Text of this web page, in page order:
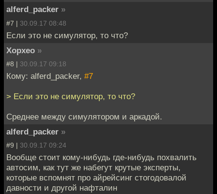
alferd_packer »
#7 | 30.09.17 08:48
Если это не симулятор, то что?
Хорхео »
#8 | 30.09.17 09:18
Кому: alferd_packer, #7
> Если это не симулятор, то что?
Среднее между симулятором и аркадой.
alferd_packer »
#9 | 30.09.17 09:24
Вообще стоит кому-нибудь где-нибудь похвалить
автосим, как тут же набегут крутые эксперты,
которые вспомнят про айрейсинг стогодовалой
давности и другой нафталин